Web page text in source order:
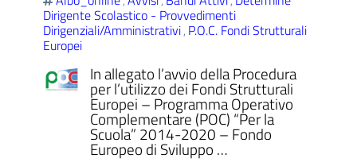
Dirigente Scolastico - Provvedimenti
Dirigenziali/Amministrativi, P.O.C. Fondi Strutturali
Europei
In allegato l’avvio della Procedura
per l’utilizzo dei Fondi Strutturali
Europei – Programma Operativo
Complementare (POC) “Per la
Scuola” 2014-2020 – Fondo
Europeo di Sviluppo …